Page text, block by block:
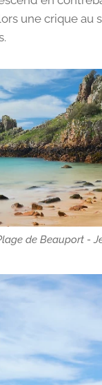
une crique au
de Beauport -